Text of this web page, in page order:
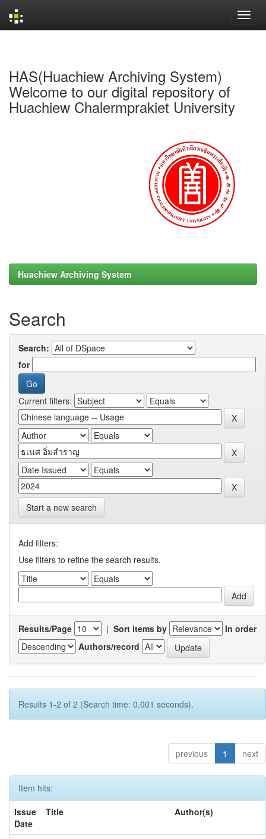
HAS(Huachiew Archiving System)
Welcome to our digital repository of
Huachiew Chalermprakiet University
Huachiew Archiving System
Search
Search:
for
Current filters:
Start a new search
Add filters:
Use filters to refine the search results.
Results/Page | Sort items by
In order
Authors/record
Results 1-2 of 2 (Search time: 0.001 seconds).
previous 1 next
Item hits:
Issue
Date
Title Author(s)